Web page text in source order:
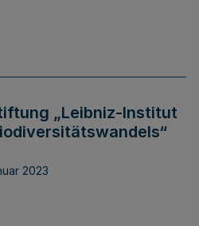
„Leibniz-Institut
2023